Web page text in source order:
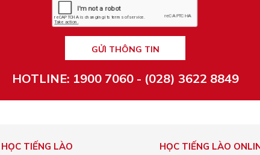
GỬI THÔNG TIN
HOTLINE: 1900 7060 - (028) 3622 8849
HỌC TIẾNG LÀO HỌC TIẾNG LÀO